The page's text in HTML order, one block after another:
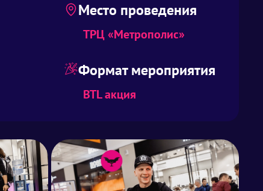
Место проведения
ТРЦ «Метрополис»
Формат мероприятия
BTL акция